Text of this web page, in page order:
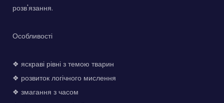
розв'язання.
Особливості
❖ яскраві рівні з темою тварин
❖ розвиток логічного мислення
❖ змагання з часом